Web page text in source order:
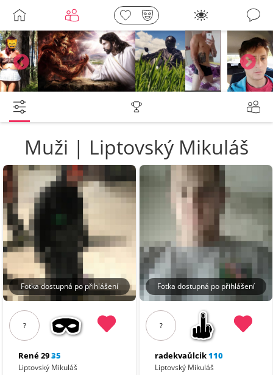
barnycze
Muži | Liptovský Mikuláš
Fotka dostupná po přihlášení
?
René 2935
Liptovský Mikuláš
Fotka dostupná po přihlášení
?
radekvaůlcik110
Liptovský Mikuláš
Galerie